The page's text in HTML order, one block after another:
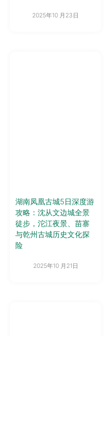
2025年10 月23日
湖南凤凰古城5日深度游
攻略：沈从文边城全景
徒步，沱江夜景、苗寨
与乾州古城历史文化探
险
2025年10 月21日